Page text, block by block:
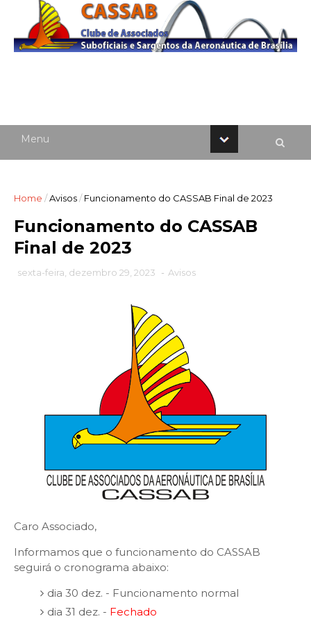
Home /Avisos/ Funcionamento do CASSAB Final de 2023
Funcionamento do CASSAB
Final de 2023
sexta-feira, dezembro 29, 2023 - Avisos
Caro Associado,
Informamos que o funcionamento do CASSAB
seguirá o cronograma abaixo:
dia 30 dez. - Funcionamento normal
dia 31 dez. - Fechado